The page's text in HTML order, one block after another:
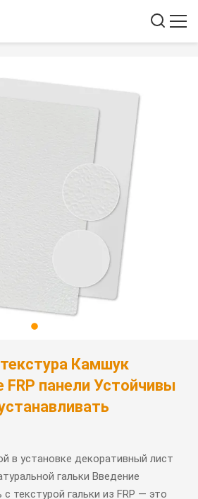
Камшук
панели Устойчивы
в установке декоративный лист
гальки Введение
текстурой гальки из FRP — это